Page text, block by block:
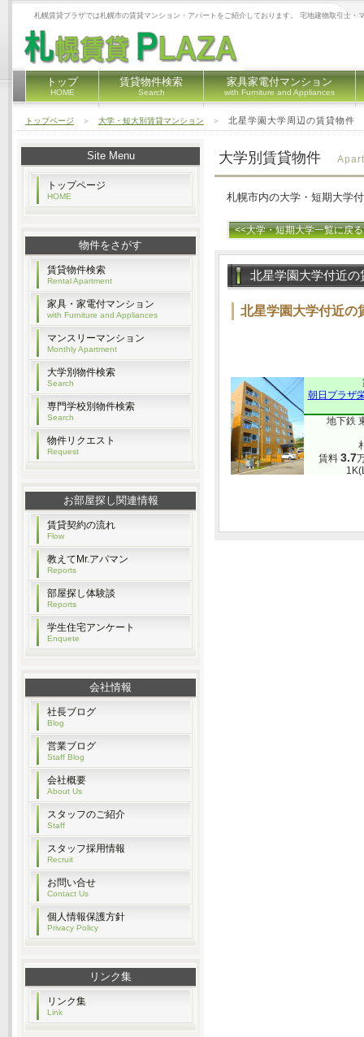
札幌賃貸プラザでは札幌市の賃貸マンション・アパートをご紹介しております。 宅地建物取引士
トップ
HOME
賃貸物件検索
Search
家具家電付マンション
with Furniture and Appliances
トップページ ＞ 大学・短大別賃貸マンション ＞ 北星学園大学周辺の賃貸物件
大学別賃貸物件
札幌市内の大学・短期大学
<<大学・短期大学一覧に戻る
北星学園大学付近の
北星学園大学付近の
朝日プラザ
地下鉄
賃料 3.7
Site Menu
トップページ
HOME
物件をさがす
賃貸物件検索
Rental Apartment
家具・家電付マンション
with Furniture and Appliances
マンスリーマンション
Monthly Apartment
大学別物件検索
Search
専門学校別物件検索
Search
物件リクエスト
Request
お部屋探し関連情報
賃貸契約の流れ
Flow
教えてMr.アパマン
Reports
部屋探し体験談
Reports
学生住宅アンケート
Enquete
会社情報
社長ブログ
Blog
営業ブログ
Staff Blog
会社概要
About Us
スタッフのご紹介
Staff
スタッフ採用情報
Recruit
お問い合せ
Contact Us
個人情報保護方針
Privacy Policy
リンク集
リンク集
Link